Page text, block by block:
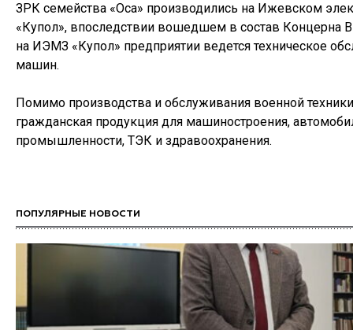
ЗРК семейства «Оса» производились на Ижевском
«Купол», впоследствии вошедшем в состав Концерна
на ИЭМЗ «Купол» предприятии ведется техническое
машин.
Помимо производства и обслуживания военной
гражданская продукция для машиностроения,
промышленности, ТЭК и здравоохранения.
ПОПУЛЯРНЫЕ НОВОСТИ